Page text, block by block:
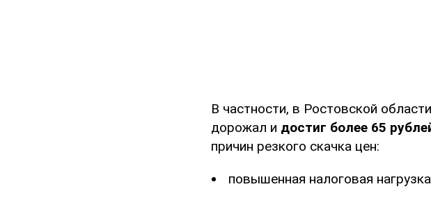
В частности, в Ростовской
дорожал и достиг более 65
причин резкого скачка цен:
повышенная налоговая